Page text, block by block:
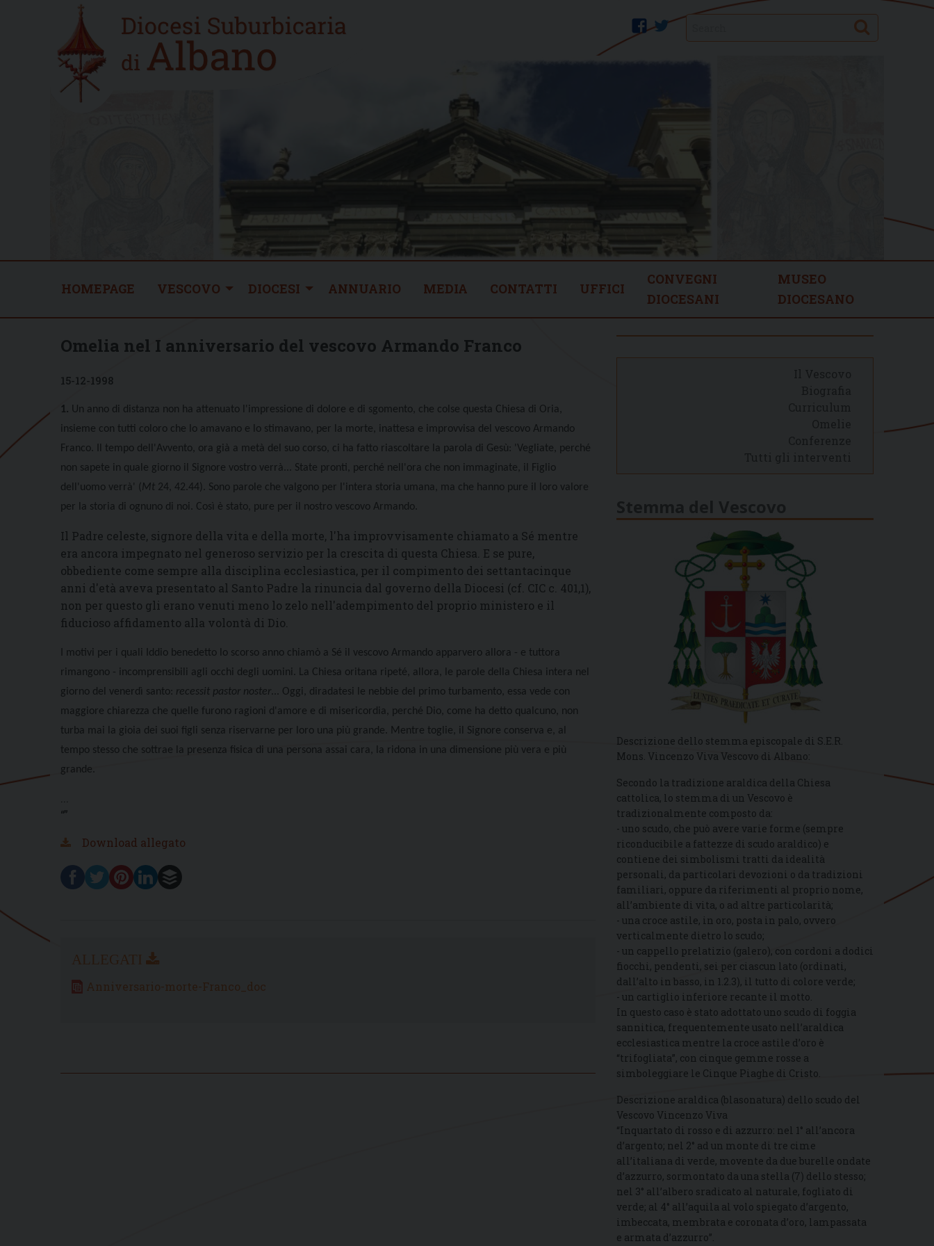
Home
new
twitter
facebook Search
HOMEPAGE VESCOVO DIOCESI ANNUARIO MEDIA CONTATTI UFFICI
CONVEGNI
DIOCESANI
MUSEO
DIOCESANO
Omelia nel I anniversario del vescovo Armando Franco
15-12-1998
1. Un anno di distanza non ha attenuato l'impressione di dolore e di sgomento, che colse questa Chiesa di Oria,
insieme con tutti coloro che lo amavano e lo stimavano, per la morte, inattesa e improvvisa del vescovo Armando
Franco. Il tempo dell'Avvento, ora già a metà del suo corso, ci ha fatto riascoltare la parola di Gesù: 'Vegliate, perché
non sapete in quale giorno il Signore vostro verrà... State pronti, perché nell'ora che non immaginate, il Figlio
dell'uomo verrà' ( Mt 24, 42.44). Sono parole che valgono per l'intera storia umana, ma che hanno pure il loro valore
per la storia di ognuno di noi. Così è stato, pure per il nostro vescovo Armando.
Il Padre celeste, signore della vita e della morte, l'ha improvvisamente chiamato a Sé mentre
era ancora impegnato nel generoso servizio per la crescita di questa Chiesa. E se pure,
obbediente come sempre alla disciplina ecclesiastica, per il compimento dei settantacinque
anni d'età aveva presentato al Santo Padre la rinuncia dal governo della Diocesi (cf. CIC c. 401,1),
non per questo gli erano venuti meno lo zelo nell'adempimento del proprio ministero e il
fiducioso affidamento alla volontà di Dio.
I motivi per i quali Iddio benedetto lo scorso anno chiamò a Sé il vescovo Armando apparvero allora - e tuttora
rimangono - incomprensibili agli occhi degli uomini. La Chiesa oritana ripeté, allora, le parole della Chiesa intera nel
giorno del venerdì santo: recessit pastor noster
... Oggi, diradatesi le nebbie del primo turbamento, essa vede con
maggiore chiarezza che quelle furono ragioni d'amore e di misericordia, perché Dio, come ha detto qualcuno, non
turba mai la gioia dei suoi figli senza riservarne per loro una più grande. Mentre toglie, il Signore conserva e, al
tempo stesso che sottrae la presenza fisica di una persona assai cara, la ridona in una dimensione più vera e più
grande.
“”
Download allegato
Anniversario-morte-Franco_doc
Descrizione dello stemma episcopale di S.E.R.
Mons. Vincenzo Viva Vescovo di Albano:
Secondo la tradizione araldica della Chiesa
cattolica, lo stemma di un Vescovo è
tradizionalmente composto da:
- uno scudo, che può avere varie forme (sempre
riconducibile a fattezze di scudo araldico) e
contiene dei simbolismi tratti da idealità
personali, da particolari devozioni o da tradizioni
familiari, oppure da riferimenti al proprio nome,
all’ambiente di vita, o ad altre particolarità;
- una croce astile, in oro, posta in palo, ovvero
verticalmente dietro lo scudo;
- un cappello prelatizio (galero), con cordoni a dodici
fiocchi, pendenti, sei per ciascun lato (ordinati,
dall’alto in basso, in 1.2.3), il tutto di colore verde;
- un cartiglio inferiore recante il motto.
In questo caso è stato adottato uno scudo di foggia
sannitica, frequentemente usato nell’araldica
ecclesiastica mentre la croce astile d’oro è
“trifogliata”, con cinque gemme rosse a
simboleggiare le Cinque Piaghe di Cristo.
Descrizione araldica (blasonatura) dello scudo del
Vescovo Vincenzo Viva
“Inquartato di rosso e di azzurro: nel 1° all’ancora
d’argento; nel 2° ad un monte di tre cime
all’italiana di verde, movente da due burelle ondate
d’azzurro, sormontato da una stella (7) dello stesso;
nel 3° all’albero sradicato al naturale, fogliato di
verde; al 4° all’aquila al volo spiegato d’argento,
imbeccata, membrata e coronata d’oro, lampassata
e armata d’azzurro”.